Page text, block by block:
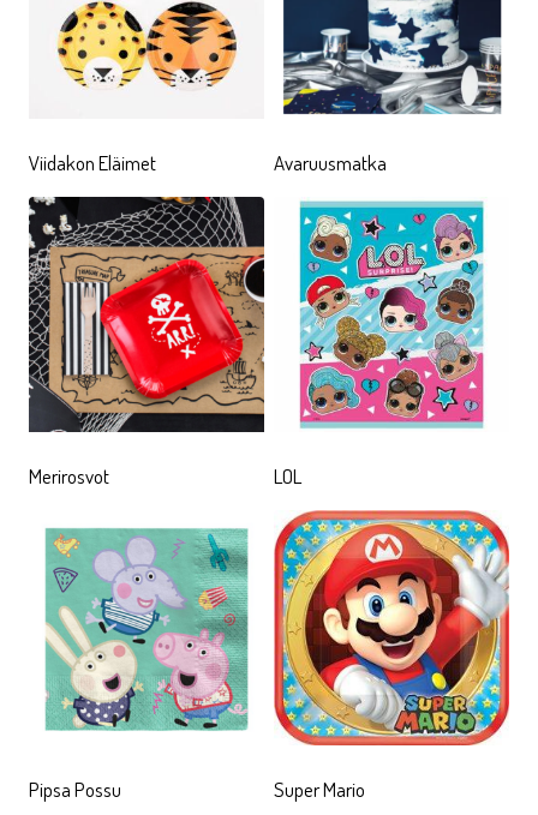
Viidakon Eläimet Avaruusmatka
Merirosvot LOL
Pipsa Possu Super Mario